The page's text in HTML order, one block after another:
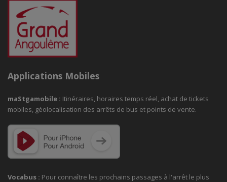
Applications Mobiles
maStgamobile : Itinéraires, horaires temps réel, achat de tickets
mobiles, géolocalisation des arrêts de bus et points de vente.
Vocabus : Pour connaître les prochains passages à l'arrêt le plus